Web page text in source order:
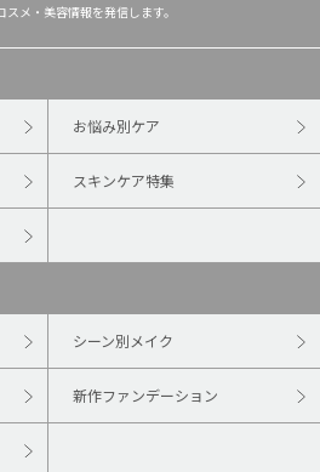
スメ・美容情報を発信します。
お悩み別ケア
スキンケア特集
シーン別メイク
新作ファンデーション